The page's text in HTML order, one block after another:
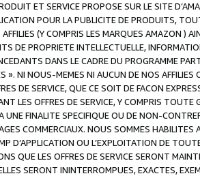
ET SERVICE PROPOSE SUR LE SITE
POUR LA PUBLICITE DE PRODUITS,
(Y COMPRIS LES MARQUES AMAZON )
DE PROPRIETE INTELLECTUELLE,
DANS LE CADRE DU PROGRAMME
». NI NOUS-MEMES NI AUCUN DE NOS
DE SERVICE, QUE CE SOIT DE FACON
LES OFFRES DE SERVICE, Y COMPRIS TOUTE
FINALITE SPECIFIQUE OU DE NON-
COMMERCIAUX. NOUS SOMMES HABILITES
D’APPLICATION OU L’EXPLOITATION DE
QUE LES OFFRES DE SERVICE SERONT
SERONT ININTERROMPUES, EXACTES,